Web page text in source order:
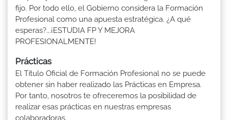
fijo. Por todo ello, el Gobierno considera la Formación
Profesional como una apuesta estratégica. ¿A qué
esperas?...¡ESTUDIA FP Y MEJORA
PROFESIONALMENTE!
Prácticas
El Título Oficial de Formación Profesional no se puede
obtener sin haber realizado las Prácticas en Empresa.
Por tanto, nosotros te ofreceremos la posibilidad de
realizar esas prácticas en nuestras empresas
colaboradoras.